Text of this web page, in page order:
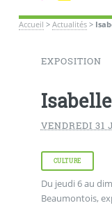
Accueil > Actualités>
EXPOSITION
VENDREDI 31
CULTURE
Du jeudi 6 au
Beaumontois,